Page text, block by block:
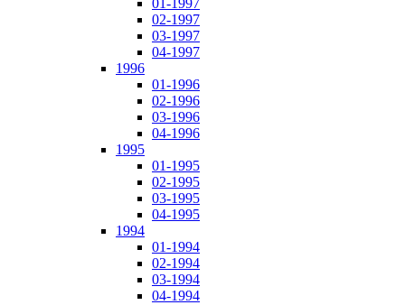
01-1997
02-1997
03-1997
04-1997
1996
01-1996
02-1996
03-1996
04-1996
1995
01-1995
02-1995
03-1995
04-1995
1994
01-1994
02-1994
03-1994
04-1994